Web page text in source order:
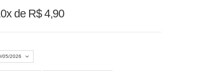
de R$ 4,90
05/2026